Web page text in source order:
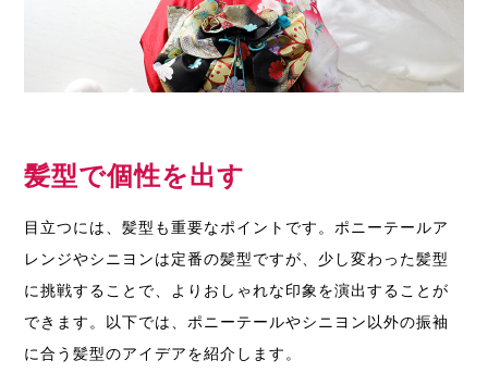
髪型で個性を出す
目立つには、髪型も重要なポイントです。ポニーテールア
レンジやシニヨンは定番の髪型ですが、少し変わった髪型
に挑戦することで、よりおしゃれな印象を演出することが
できます。以下では、ポニーテールやシニヨン以外の振袖
に合う髪型のアイデアを紹介します。